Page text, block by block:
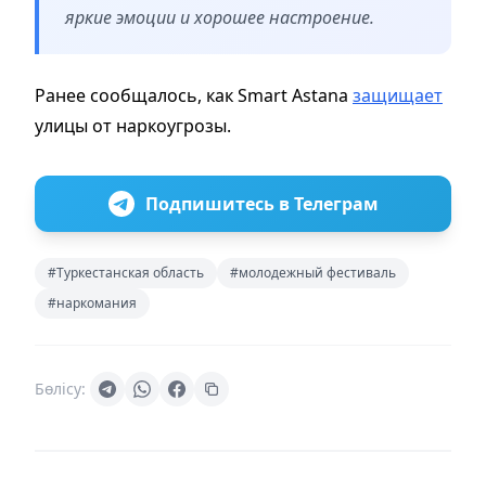
яркие эмоции и хорошее настроение.
Ранее сообщалось, как Smart Astana защищает
улицы от наркоугрозы.
Подпишитесь в Телеграм
#Туркестанская область
#молодежный фестиваль
#наркомания
Бөлісу: